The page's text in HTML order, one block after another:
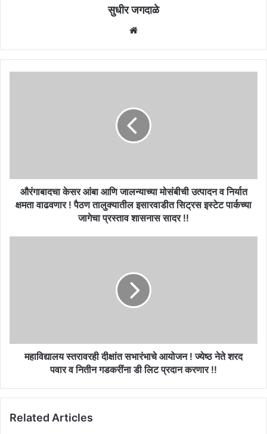
सुधीर जगदाळे
निर्यात
क्षमता
वाढवणार
औरंगाबादचा केसर आंबा आणि जालन्याच्या मोसंबीची उत्पादन व निर्यात
क्षमता वाढवणार ! पैठण तालुक्यातील इसारवाडीत सिट्रस इस्टेट पार्कच्या
जागेचा प्रस्ताव शासनास सादर !!
शरद
लिट
महाविद्यालय स्तरावरही दीक्षांत सभारंभाचे आयोजन ! ज्येष्ठ नेते शरद
पवार व नितीन गडकरींना डी लिट प्रदान करणार !!
Related Articles